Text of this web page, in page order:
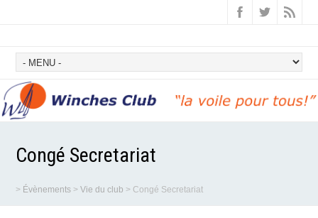
Congé Secretariat
> Évènements >Vie du club > Congé Secretariat